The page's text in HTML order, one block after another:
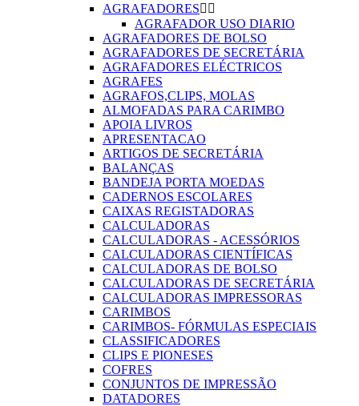
AGRAFADORES 
AGRAFADOR USO DIARIO
AGRAFADORES DE BOLSO
AGRAFADORES DE SECRETÁRIA
AGRAFADORES ELÉCTRICOS
AGRAFES
AGRAFOS,CLIPS, MOLAS
ALMOFADAS PARA CARIMBO
APOIA LIVROS
APRESENTACAO
ARTIGOS DE SECRETÁRIA
BALANÇAS
BANDEJA PORTA MOEDAS
CADERNOS ESCOLARES
CAIXAS REGISTADORAS
CALCULADORAS
CALCULADORAS - ACESSÓRIOS
CALCULADORAS CIENTÍFICAS
CALCULADORAS DE BOLSO
CALCULADORAS DE SECRETÁRIA
CALCULADORAS IMPRESSORAS
CARIMBOS
CARIMBOS- FÓRMULAS ESPECIAIS
CLASSIFICADORES
CLIPS E PIONESES
COFRES
CONJUNTOS DE IMPRESSÃO
DATADORES